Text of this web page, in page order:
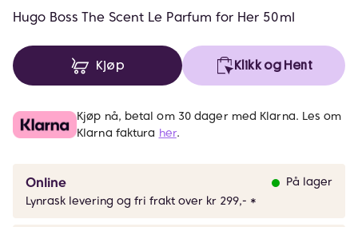
Hugo Boss The Scent Le Parfum for Her 50ml
Kjøp Klikk og Hent
Kjøp nå, betal om 30 dager med Klarna. Les om
Klarna faktura her.
Online
På lager
Lynrask levering og fri frakt over kr 299,- *